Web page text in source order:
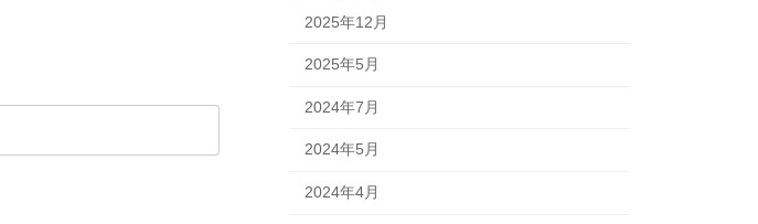
2025年12月
2025年5月
2024年7月
2024年5月
2024年4月